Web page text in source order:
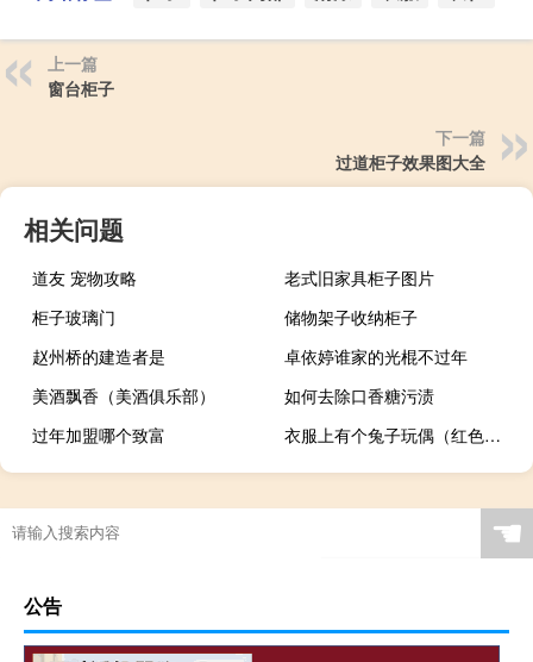
上一篇
窗台柜子
下一篇
过道柜子效果图大全
相关问题
道友 宠物攻略
老式旧家具柜子图片
柜子玻璃门
储物架子收纳柜子
赵州桥的建造者是
卓依婷谁家的光棍不过年
美酒飘香（美酒俱乐部）
如何去除口香糖污渍
过年加盟哪个致富
衣服上有个兔子玩偶（红色玩偶兔在哪）
☚
公告